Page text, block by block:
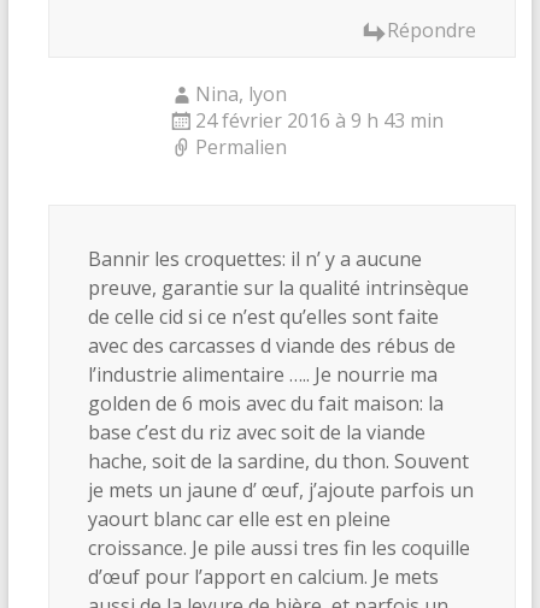
Répondre
Nina, lyon
24 février 2016 à 9 h 43 min
Permalien
Bannir les croquettes: il n’ y a aucune
preuve, garantie sur la qualité intrinsèque
de celle cid si ce n’est qu’elles sont faite
avec des carcasses d viande des rébus de
l’industrie alimentaire ….. Je nourrie ma
golden de 6 mois avec du fait maison: la
base c’est du riz avec soit de la viande
hache, soit de la sardine, du thon. Souvent
je mets un jaune d’ œuf, j’ajoute parfois un
yaourt blanc car elle est en pleine
croissance. Je pile aussi tres fin les coquille
d’œuf pour l’apport en calcium. Je mets